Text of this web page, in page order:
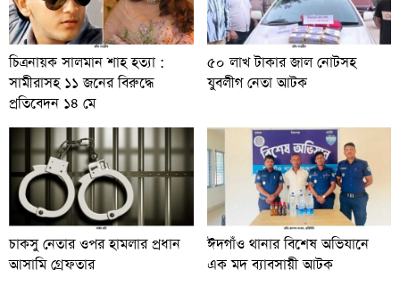
চিত্রনায়ক সালমান শাহ হত্যা :
সামীরাসহ ১১ জনের বিরুদ্ধে
প্রতিবেদন ১৪ মে
৫০ লাখ টাকার জাল নোটসহ
যুবলীগ নেতা আটক
চাকসু নেতার ওপর হামলার প্রধান
আসামি গ্রেফতার
ঈদগাঁও থানার বিশেষ অভিযানে
এক মদ ব্যাবসায়ী আটক